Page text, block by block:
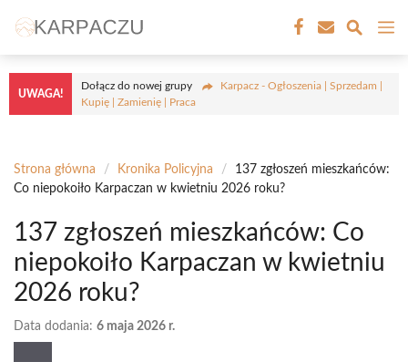
treści
UWAGA!
Dołącz do nowej grupy
Karpacz - Ogłoszenia | Sprzedam |
Kupię | Zamienię | Praca
Strona główna / Kronika Policyjna /
137 zgłoszeń mieszkańców:
Co niepokoiło Karpaczan w kwietniu 2026 roku?
137 zgłoszeń mieszkańców: Co
niepokoiło Karpaczan w kwietniu
2026 roku?
Data dodania: 6 maja 2026 r.